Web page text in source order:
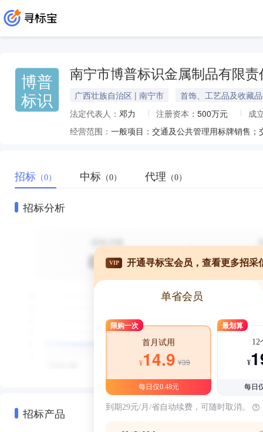
博普
标识
南宁市博普标识金属制品有限责
广西壮族自治区 | 南宁市
首饰、工艺品及收藏
法定代表人： 邓力 注册资本： 500万元
成
经营范围：
招标 （0） 中标 （0） 代理 （0）
招标分析
招标产品
VIP 开通寻标宝会员，查看更多招采
单省会员
限购一次
首月试用
¥14.9 ¥39
每日仅0.48元
最划算
12
¥
每日
到期29元/月/省自动续费，可随时取消。